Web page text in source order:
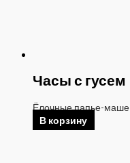
Часы с гусем
Ёлочные папье-маше
В корзину